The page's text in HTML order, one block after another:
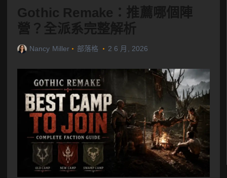
Gothic Remake：推薦哪個陣
營？全派系完整解析
Nancy Miller 部落格 2 6 月, 2026